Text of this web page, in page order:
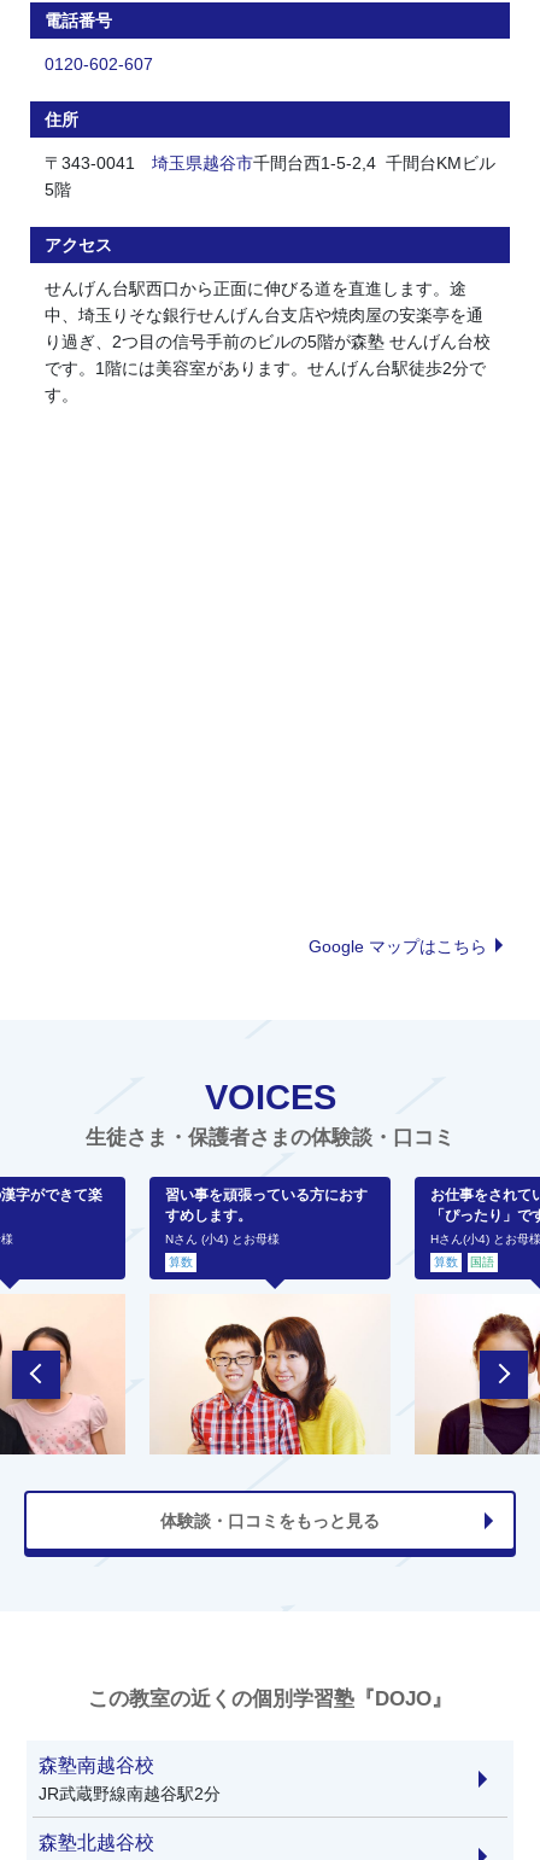
電話番号
0120-602-607
住所
〒343-0041 埼玉県越谷市千間台西1-5-2,4 千間台KMビル
5階
アクセス
せんげん台駅西口から正面に伸びる道を直進します。途
中、埼玉りそな銀行せんげん台支店や焼肉屋の安楽亭を通
り過ぎ、2つ目の信号手前のビルの5階が森塾 せんげん台校
です。1階には美容室があります。せんげん台駅徒歩2分で
す。
Google マップはこちら
VOICES
生徒さま・保護者さまの体験談・口コミ
字ができて楽
習い事を頑張っている方におす
すめします。
Nさん (小4) とお母様
算数
お仕事をされて
「ぴったり」で
Hさん(小4) とお母
算数
国語
体験談・口コミをもっと見る
この教室の近くの個別学習塾『DOJO』
森塾南越谷校
JR武蔵野線南越谷駅2分
森塾北越谷校